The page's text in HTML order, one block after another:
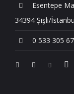
Esentepe
34394 Şişli/
0 533 305